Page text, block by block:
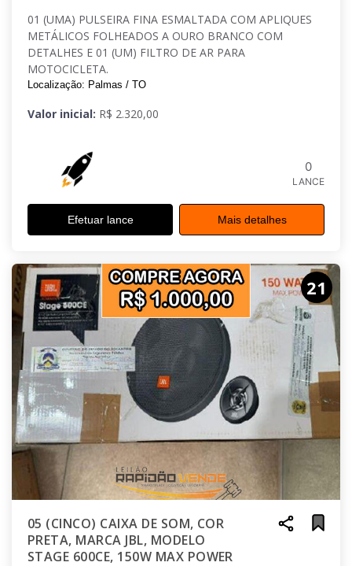
01 (UMA) PULSEIRA FINA ESMALTADA COM APLIQUES
METÁLICOS FOLHEADOS A OURO BRANCO COM
DETALHES E 01 (UM) FILTRO DE AR PARA
MOTOCICLETA.
Localização: Palmas / TO
Valor inicial: R$ 2.320,00
0
LANCE
Efetuar lance Mais detalhes
21
05 (CINCO) CAIXA DE SOM, COR
PRETA, MARCA JBL, MODELO
STAGE 600CE, 150W MAX POWER